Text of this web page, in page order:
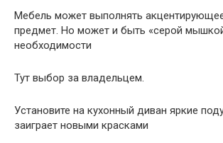
Мебель может выполнять
предмет. Но может и быть «серой
необходимости
Тут выбор за владельцем.
Установите на кухонный диван яркие
заиграет новыми красками